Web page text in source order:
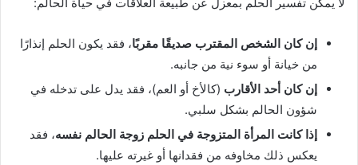
إن كان الشخص المقترب صديقًا مقربًا، فقد يكون الحلم إنذارًا
من خيانة أو سوء نية من جانبه.
إن كان أحد الأقارب (كالأخ أو العم)، فقد يدل على تدخله في
شؤون الحالم بشكل سلبي.
إذا كانت المرأة المتزوجة في الحلم زوجة الحالم نفسه، فقد
يعكس ذلك مخاوفه من فقدانها أو غيرته عليها.